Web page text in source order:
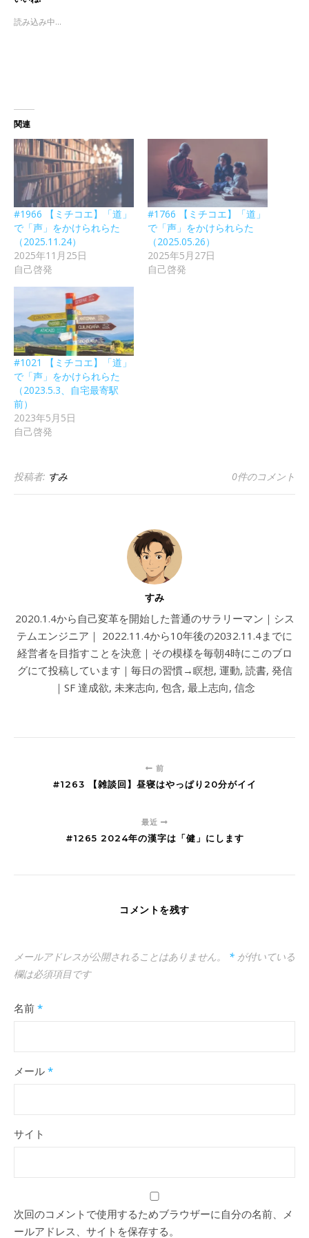
読み込み中...
関連
#1966 【ミチコエ】「道」
で「声」をかけられらた
（2025.11.24）
2025年11月25日
自己啓発
#1766 【ミチコエ】「道」
で「声」をかけられらた
（2025.05.26）
2025年5月27日
自己啓発
#1021 【ミチコエ】「道」
で「声」をかけられらた
（2023.5.3、自宅最寄駅
前）
2023年5月5日
自己啓発
投稿者: すみ 0件のコメント
すみ
2020.1.4から自己変革を開始した普通のサラリーマン｜シス
テムエンジニア｜ 2022.11.4から10年後の2032.11.4までに
経営者を目指すことを決意｜その模様を毎朝4時にこのブロ
グにて投稿しています｜毎日の習慣→瞑想, 運動, 読書, 発信
｜SF 達成欲, 未来志向, 包含, 最上志向, 信念
前
#1263 【雑談回】昼寝はやっぱり20分がイイ
最近
#1265 2024年の漢字は「健」にします
コメントを残す
メールアドレスが公開されることはありません。 * が付いている
欄は必須項目です
名前 *
メール *
サイト
次回のコメントで使用するためブラウザーに自分の名前、メ
ールアドレス、サイトを保存する。